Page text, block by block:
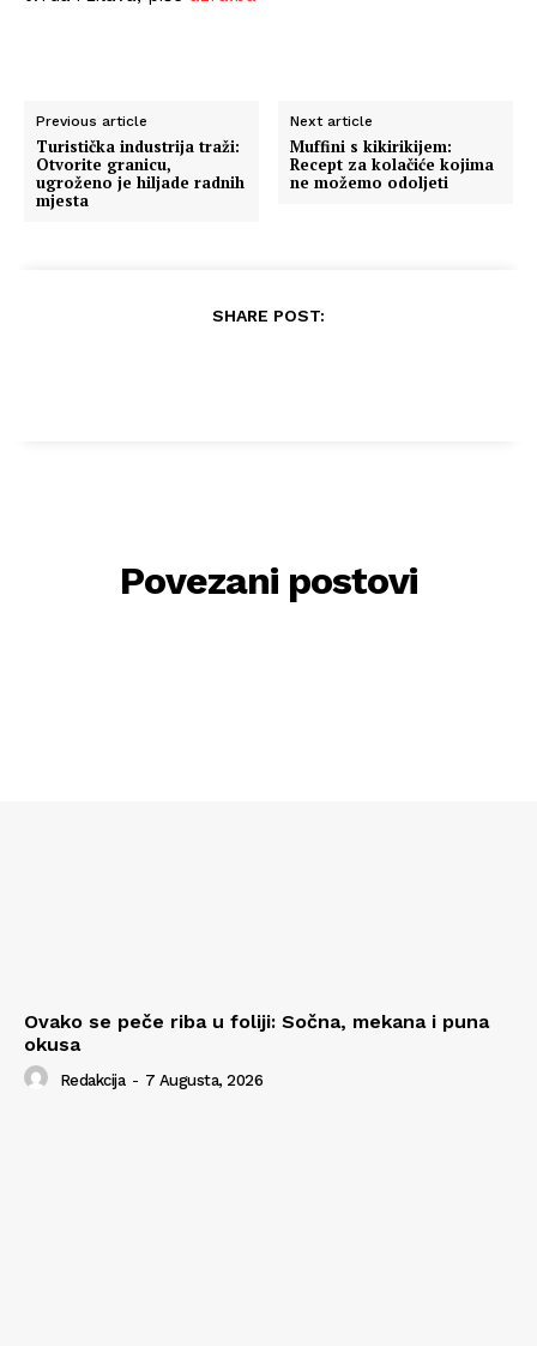
Previous article
Turistička industrija traži:
Otvorite granicu,
ugroženo je hiljade radnih
mjesta
Next article
Muffini s kikirikijem:
Recept za kolačiće kojima
ne možemo odoljeti
SHARE POST:
Povezani postovi
Ovako se peče riba u foliji: Sočna, mekana i puna
okusa
Redakcija - 7 Augusta, 2026